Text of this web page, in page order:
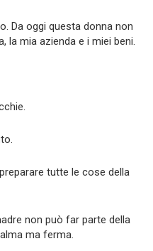
Da oggi questa donna non
la mia azienda e i miei beni.
tutte le cose della
non può far parte della
ma ferma.